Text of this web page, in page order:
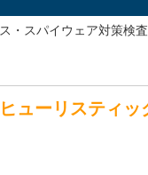
・スパイウェア対策検
ューリスティ